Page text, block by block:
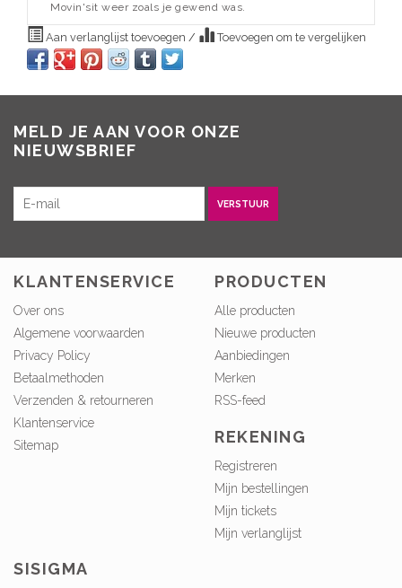
Movin'sit weer zoals je gewend was.
Aan verlanglijst toevoegen / Toevoegen om te vergelijken
MELD JE AAN VOOR ONZE
NIEUWSBRIEF
VERSTUUR
KLANTENSERVICE
Over ons
Algemene voorwaarden
Privacy Policy
Betaalmethoden
Verzenden & retourneren
Klantenservice
Sitemap
PRODUCTEN
Alle producten
Nieuwe producten
Aanbiedingen
Merken
RSS-feed
REKENING
Registreren
Mijn bestellingen
Mijn tickets
Mijn verlanglijst
SISIGMA